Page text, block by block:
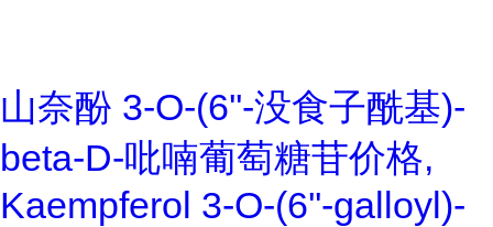
山奈酚 3-O-(6''-没食子酰基)-
beta-D-吡喃葡萄糖苷价格,
Kaempferol 3-O-(6''-galloyl)-